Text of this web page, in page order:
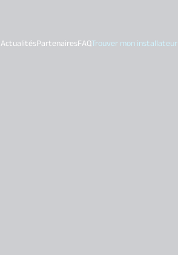
ActualitésPartenairesFAQTrouver mon installateur